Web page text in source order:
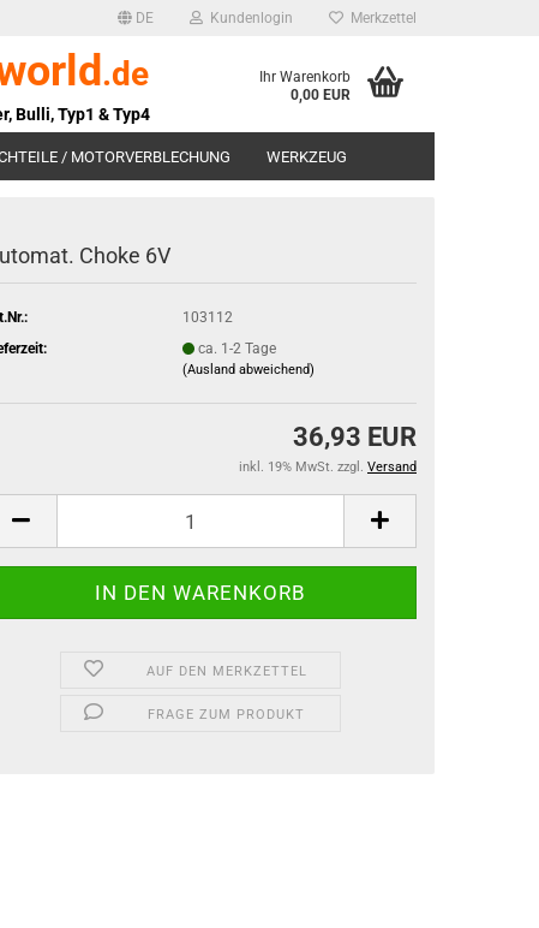
DE Kundenlogin Merkzettel
.de
Bulli, Typ1 & Typ4
Ihr Warenkorb
0,00 EUR
/ MOTORVERBLECHUNG WERKZEUG
Choke 6V
103112
ca. 1-2 Tage
(Ausland abweichend)
36,93 EUR
inkl. 19% MwSt. zzgl. Versand
AUF DEN MERKZETTEL
FRAGE ZUM PRODUKT